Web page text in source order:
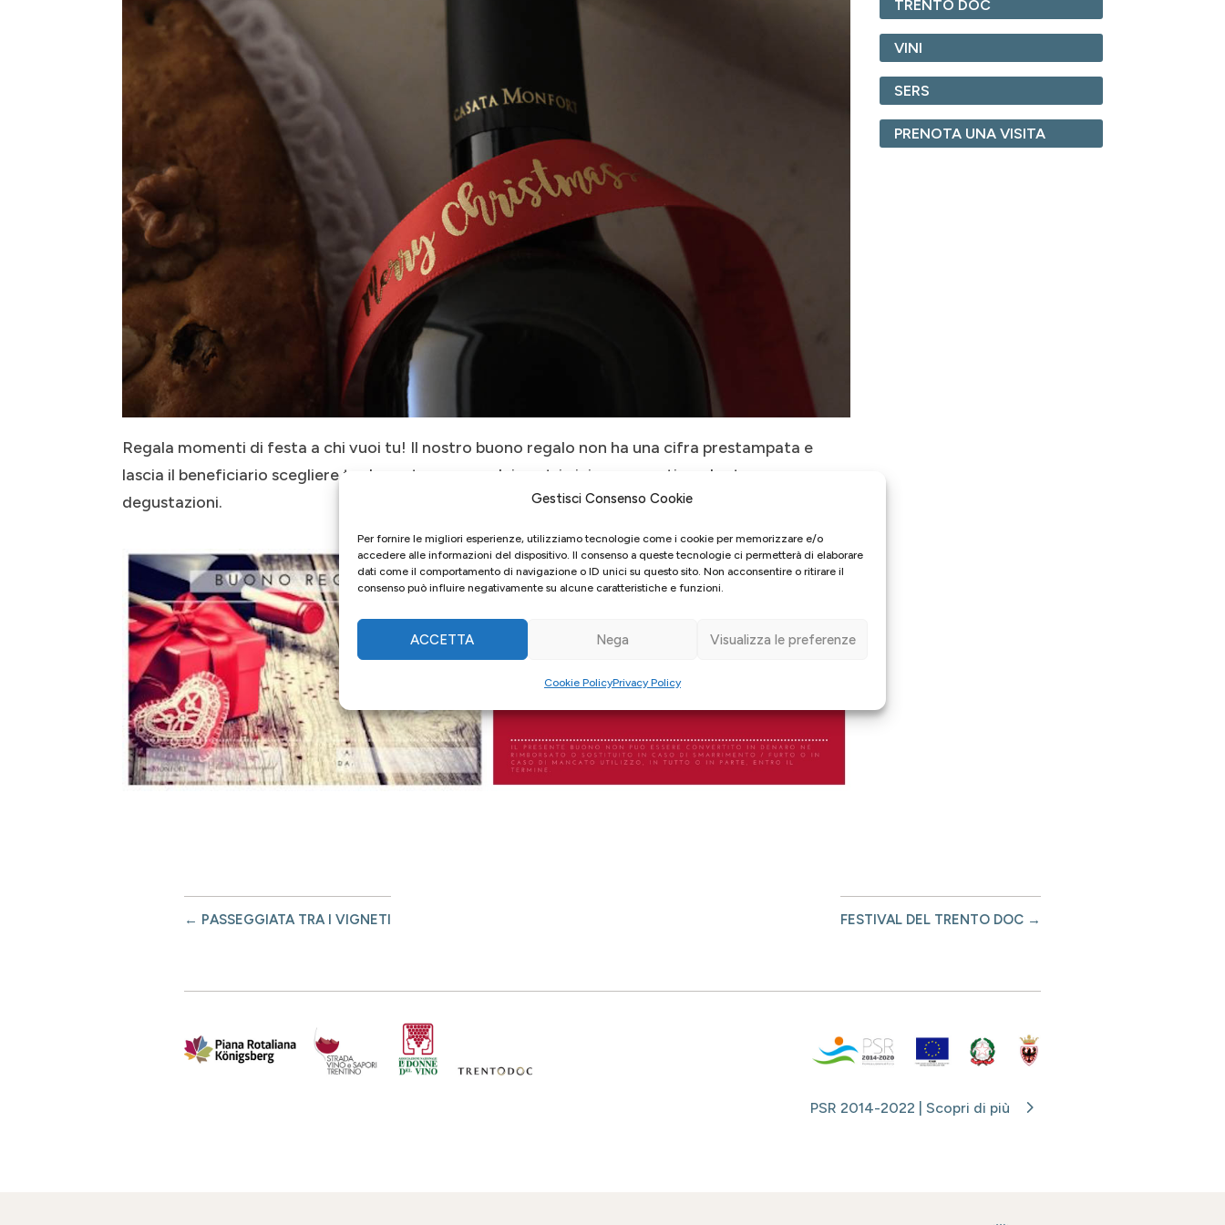
Gestisci Consenso Cookie
Per fornire le migliori esperienze, utilizziamo tecnologie come i cookie per memorizzare e/o
accedere alle informazioni del dispositivo. Il consenso a queste tecnologie ci permetterà di elaborare
dati come il comportamento di navigazione o ID unici su questo sito. Non acconsentire o ritirare il
consenso può influire negativamente su alcune caratteristiche e funzioni.
ACCETTA Nega Visualizza le preferenze
Cookie PolicyPrivacy Policy
Regala momenti di festa a chi vuoi tu! Il nostro buono regalo non ha una cifra prestampata e
lascia il beneficiario scegliere tra la vasta gamma dei nostri vini e spumanti, gadget e
degustazioni.
TRENTO DOC
VINI
SERS
PRENOTA UNA VISITA
← PASSEGGIATA TRA I VIGNETI FESTIVAL DEL TRENTO DOC →
PSR 2014-2022 | Scopri di più